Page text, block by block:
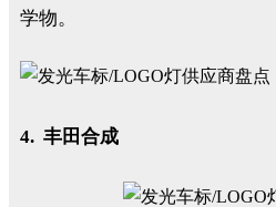
学物。
4. 丰田合成